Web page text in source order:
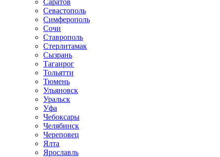
Саратов
Севастополь
Симферополь
Сочи
Ставрополь
Стерлитамак
Сызрань
Таганрог
Тольятти
Тюмень
Ульяновск
Уральск
Уфа
Чебоксары
Челябинск
Череповец
Ялта
Ярославль